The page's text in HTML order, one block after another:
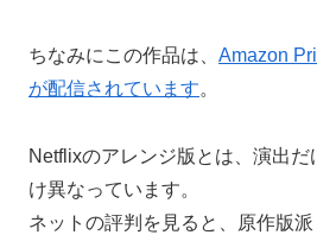
ちなみにこの作品は、 Amazon
が配信されています。
Netflixのアレンジ版とは、演出
け異なっています。
ネットの評判を見ると、原作版